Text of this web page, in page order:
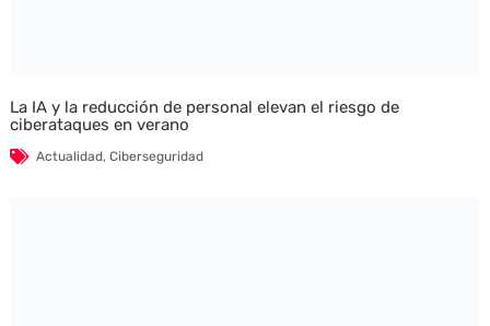
La IA y la reducción de personal elevan el riesgo de
ciberataques en verano
Actualidad, Ciberseguridad